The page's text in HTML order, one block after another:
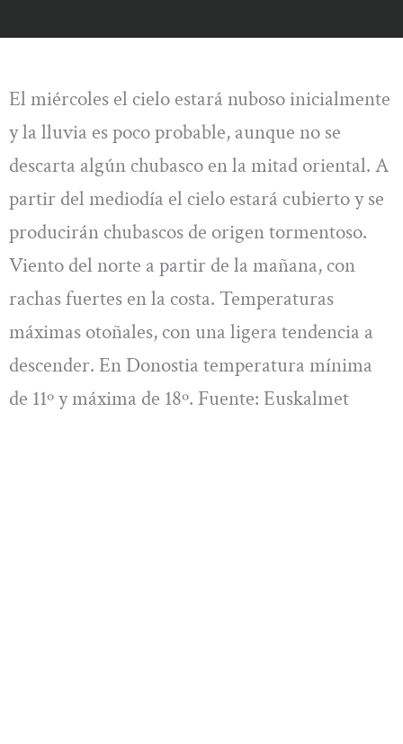
El miércoles el cielo estará nuboso inicialmente
y la lluvia es poco probable, aunque no se
descarta algún chubasco en la mitad oriental. A
partir del mediodía el cielo estará cubierto y se
producirán chubascos de origen tormentoso.
Viento del norte a partir de la mañana, con
rachas fuertes en la costa. Temperaturas
máximas otoñales, con una ligera tendencia a
descender. En Donostia temperatura mínima
de 11º y máxima de 18º. Fuente: Euskalmet